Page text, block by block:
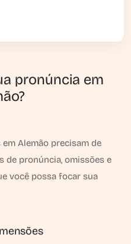
pronúncia em
Alemão precisam de
de pronúncia, omissões e
você possa focar sua